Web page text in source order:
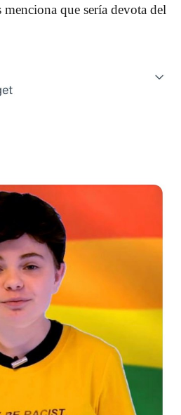
menciona que sería devota del